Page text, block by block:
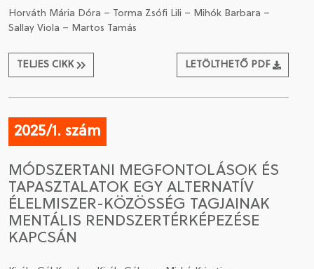
Horváth Mária Dóra – Torma Zsófi Lili – Mihók Barbara –
Sallay Viola – Martos Tamás
TELJES CIKK LETÖLTHETŐ PDF
2025/1. szám
MÓDSZERTANI MEGFONTOLÁSOK ÉS
TAPASZTALATOK EGY ALTERNATÍV
ÉLELMISZER-KÖZÖSSÉG TAGJAINAK
MENTÁLIS RENDSZERTÉRKÉPEZÉSE
KAPCSÁN